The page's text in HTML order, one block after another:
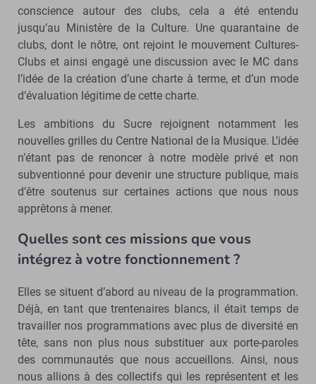
conscience autour des clubs, cela a été entendu
jusqu’au Ministère de la Culture. Une quarantaine de
clubs, dont le nôtre, ont rejoint le mouvement Cultures-
Clubs et ainsi engagé une discussion avec le MC dans
l’idée de la création d’une charte à terme, et d’un mode
d’évaluation légitime de cette charte.
Les ambitions du Sucre rejoignent notamment les
nouvelles grilles du Centre National de la Musique. L’idée
n’étant pas de renoncer à notre modèle privé et non
subventionné pour devenir une structure publique, mais
d’être soutenus sur certaines actions que nous nous
apprêtons à mener.
Quelles sont ces missions que vous
intégrez à votre fonctionnement ?
Elles se situent d’abord au niveau de la programmation.
Déjà, en tant que trentenaires blancs, il était temps de
travailler nos programmations avec plus de diversité en
tête, sans non plus nous substituer aux porte-paroles
des communautés que nous accueillons. Ainsi, nous
nous allions à des collectifs qui les représentent et les